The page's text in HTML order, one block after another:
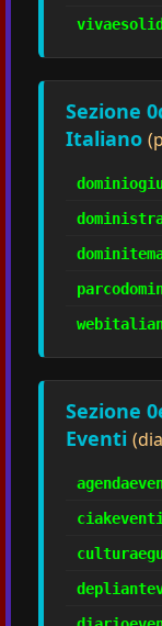
Sezione
Italiano
Sezione
Eventi